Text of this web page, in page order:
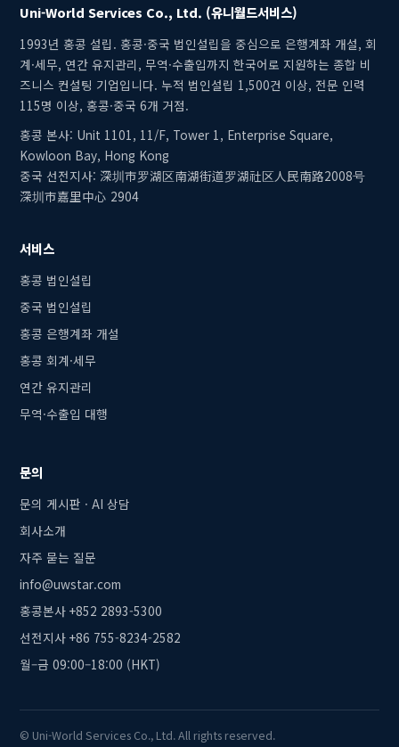
Uni-World Services Co., Ltd. (유니월드서비스)
1993년 홍콩 설립. 홍콩·중국 법인설립을 중심으로 은행계좌 개설, 회
계·세무, 연간 유지관리, 무역·수출입까지 한국어로 지원하는 종합 비
즈니스 컨설팅 기업입니다. 누적 법인설립 1,500건 이상, 전문 인력
115명 이상, 홍콩·중국 6개 거점.
홍콩 본사: Unit 1101, 11/F, Tower 1, Enterprise Square,
Kowloon Bay, Hong Kong
중국 선전지사: 深圳市罗湖区南湖街道罗湖社区人民南路2008号
深圳市嘉里中心 2904
서비스
홍콩 법인설립
중국 법인설립
홍콩 은행계좌 개설
홍콩 회계·세무
연간 유지관리
무역·수출입 대행
문의
문의 게시판 · AI 상담
회사소개
자주 묻는 질문
info@uwstar.com
홍콩본사 +852 2893-5300
선전지사 +86 755-8234-2582
월–금 09:00–18:00 (HKT)
© Uni-World Services Co., Ltd. All rights reserved.